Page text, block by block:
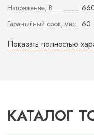
Напряжение, В
660
Гарантийный срок, мес
60
Показать полностью
КАТАЛОГ